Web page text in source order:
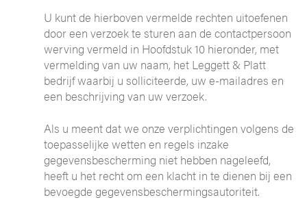
U kunt de hierboven vermelde rechten uitoefenen
door een verzoek te sturen aan de contactpersoon
werving vermeld in Hoofdstuk 10 hieronder, met
vermelding van uw naam, het Leggett & Platt
bedrijf waarbij u solliciteerde, uw e-mailadres en
een beschrijving van uw verzoek.
Als u meent dat we onze verplichtingen volgens de
toepasselijke wetten en regels inzake
gegevensbescherming niet hebben nageleefd,
heeft u het recht om een klacht in te dienen bij een
bevoegde gegevensbeschermingsautoriteit.